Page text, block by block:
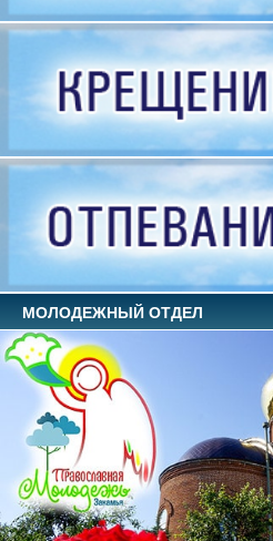
МОЛОДЕЖНЫЙ ОТДЕЛ